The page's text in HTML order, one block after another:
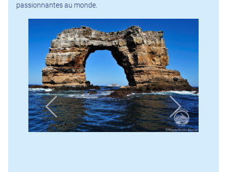
passionnantes au monde.